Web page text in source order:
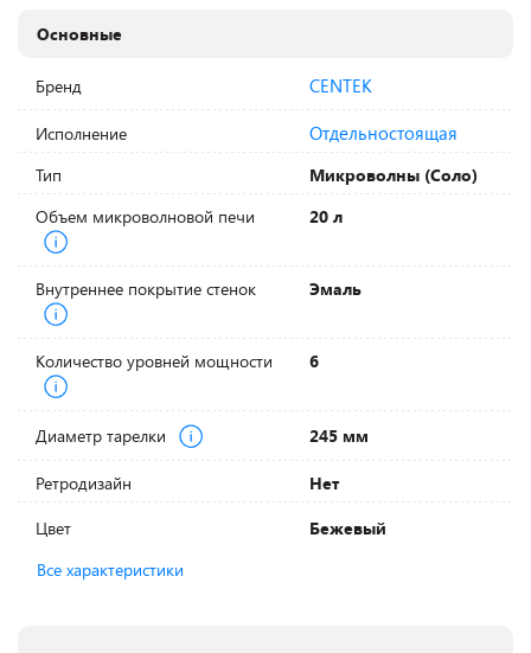
Основные
Бренд CENTEK
Исполнение Отдельностоящая
Тип
Микроволны (Соло)
Объем микроволновой печи
20 л
Внутреннее покрытие стенок Эмаль
Количество уровней мощности 6
Диаметр тарелки 245 мм
Ретродизайн
Нет
Цвет
Бежевый
Все характеристики